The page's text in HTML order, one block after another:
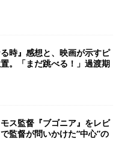
時』感想と、映画が示すピ
。「まだ跳べる！」過渡期
ス監督『ブゴニア』をレビ
監督が問いかけた“中心”の